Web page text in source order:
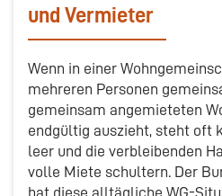
und Vermieter
Wenn in einer
mehreren Personen
gemeinsam angemieteten
endgültig auszieht, steht oft
leer und die verbleibenden
volle Miete schultern. Der
hat diese alltägliche WG-